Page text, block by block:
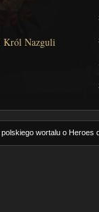
Król Nazguli
wortalu o Heroes